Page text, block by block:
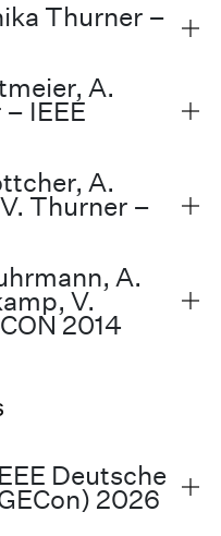
Thurner –
A.
IEEE
A.
Thurner –
A.
V.
2014
Deutsche
2026